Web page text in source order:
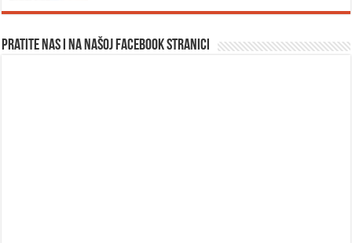
Pratite nas i na našoj facebook stranici